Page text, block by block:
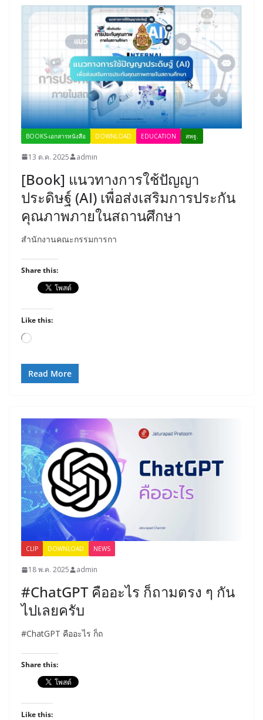
BOOKS-เอกสารหนังสือ DOWNLOAD EDUCATION สพฐ.
13 ต.ค. 2025 admin
[Book] แนวทางการใช้ปัญญา
ประดิษฐ์ (AI) เพื่อส่งเสริมการประกัน
คุณภาพภายในสถานศึกษา
สำนักงานคณะกรรมการกา
Share this:
Like this:
Loading…
Read More
CLIP DOWNLOAD NEWS
18 พ.ค. 2025 admin
#ChatGPT คืออะไร ก็ถามตรง ๆ กัน
ไปเลยครับ
#ChatGPT คืออะไร ก็ถ
Share this:
Like this: